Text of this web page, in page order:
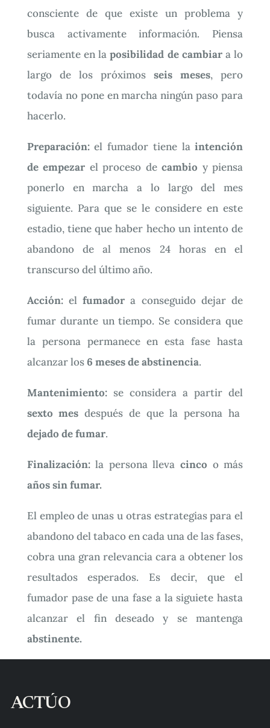
consciente de que existe un problema y
busca activamente información. Piensa
seriamente en laposibilidad de cambiara lo
largo de los próximosseis meses, pero
todavía no pone en marcha ningún paso para
hacerlo.
Preparación:el fumador tiene laintención
de empezar el proceso decambio y piensa
ponerlo en marcha a lo largo del mes
siguiente. Para que se le considere en este
estadio, tiene que haber hecho un intento de
abandono de al menos 24 horas en el
transcurso del último año.
Acción:elfumador a conseguido dejar de
fumar durante un tiempo. Se considera que
la persona permanece en esta fase hasta
alcanzar los6 meses de abstinencia.
Mantenimiento:se considera a partir del
sexto mes después de que la persona ha
dejado de fumar.
Finalización:la persona lleva cinco o más
años sin fumar.
El empleo de unas u otras estrategias para el
abandono del tabaco en cada una de las fases,
cobra una gran relevancia cara a obtener los
resultados esperados. Es decir, que el
fumador pase de una fase a la siguiete hasta
alcanzar el fin deseado y se mantenga
abstinente.
ACTÚO